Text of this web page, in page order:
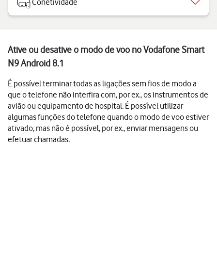
Conetividade
Ative ou desative o modo de voo no Vodafone Smart
N9 Android 8.1
É possível terminar todas as ligações sem fios de modo a
que o telefone não interfira com, por ex., os instrumentos de
avião ou equipamento de hospital. É possível utilizar
algumas funções do telefone quando o modo de voo estiver
ativado, mas não é possível, por ex., enviar mensagens ou
efetuar chamadas.